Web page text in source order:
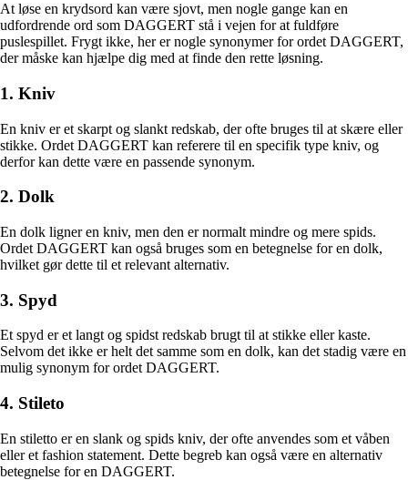
At løse en krydsord kan være sjovt, men nogle gange kan en
udfordrende ord som DAGGERT stå i vejen for at fuldføre
puslespillet. Frygt ikke, her er nogle synonymer for ordet DAGGERT,
der måske kan hjælpe dig med at finde den rette løsning.
1. Kniv
En kniv er et skarpt og slankt redskab, der ofte bruges til at skære eller
stikke. Ordet DAGGERT kan referere til en specifik type kniv, og
derfor kan dette være en passende synonym.
2. Dolk
En dolk ligner en kniv, men den er normalt mindre og mere spids.
Ordet DAGGERT kan også bruges som en betegnelse for en dolk,
hvilket gør dette til et relevant alternativ.
3. Spyd
Et spyd er et langt og spidst redskab brugt til at stikke eller kaste.
Selvom det ikke er helt det samme som en dolk, kan det stadig være en
mulig synonym for ordet DAGGERT.
4. Stileto
En stiletto er en slank og spids kniv, der ofte anvendes som et våben
eller et fashion statement. Dette begreb kan også være en alternativ
betegnelse for en DAGGERT.